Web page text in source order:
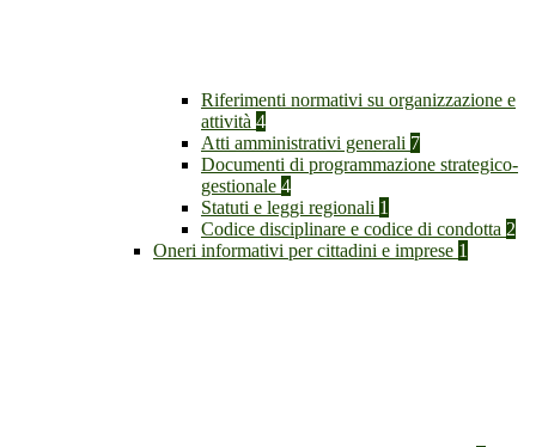
Riferimenti normativi su organizzazione e
attività 4
Atti amministrativi generali 7
Documenti di programmazione strategico-
gestionale 4
Statuti e leggi regionali 1
Codice disciplinare e codice di condotta 2
Oneri informativi per cittadini e imprese 1